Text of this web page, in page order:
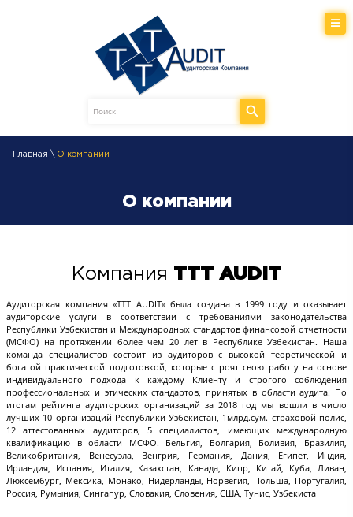
Главная \ О компании
О компании
Компания TTT AUDIT
Аудиторская компания «TTT AUDIT» была создана в 1999 году и оказывает
аудиторские услуги в соответствии с требованиями законодательства
Республики Узбекистан и Международных стандартов финансовой отчетности
(МСФО) на протяжении более чем 20 лет в Республике Узбекистан. Наша
команда специалистов состоит из аудиторов с высокой теоретической и
богатой практической подготовкой, которые строят свою работу на основе
индивидуального подхода к каждому Клиенту и строгого соблюдения
профессиональных и этических стандартов, принятых в области аудита. По
итогам рейтинга аудиторских организаций за 2018 год мы вошли в число
лучших 10 организаций Республики Узбекистан, 1млрд.сум. страховой полис,
12 аттестованных аудиторов, 5 специалистов, имеющих международную
квалификацию в области МСФО. Бельгия, Болгария, Боливия, Бразилия,
Великобритания, Венесуэла, Венгрия, Германия, Дания, Египет, Индия,
Ирландия, Испания, Италия, Казахстан, Канада, Кипр, Китай, Куба, Ливан,
Люксембург, Мексика, Монако, Нидерланды, Норвегия, Польша, Португалия,
Россия, Румыния, Сингапур, Словакия, Словения, США, Тунис, Узбекиста